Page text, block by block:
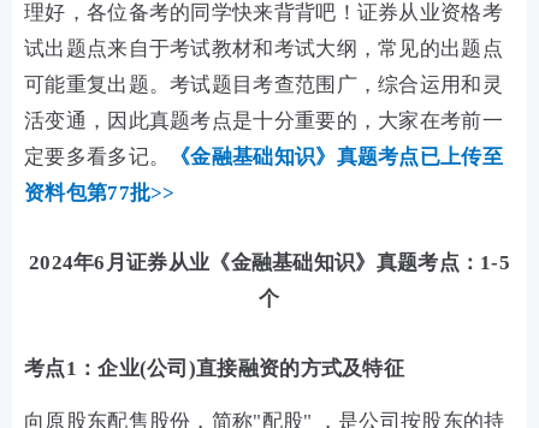
理好，各位备考的同学快来背背吧！证券从业资格考
试出题点来自于考试教材和考试大纲，常见的出题点
可能重复出题。考试题目考查范围广，综合运用和灵
活变通， 因此真题考点是十分重要的，大家在考前一
定要多看多记。
《金融基础知识》真题考点已上传至
资料包第77批>>
2024年6月证券从业《金融基础知识》真题考点：1-5
个
考点1：企业(公司)直接融资的方式及特征
向原股东配售股份，简称"配股" ，是公司按股东的持